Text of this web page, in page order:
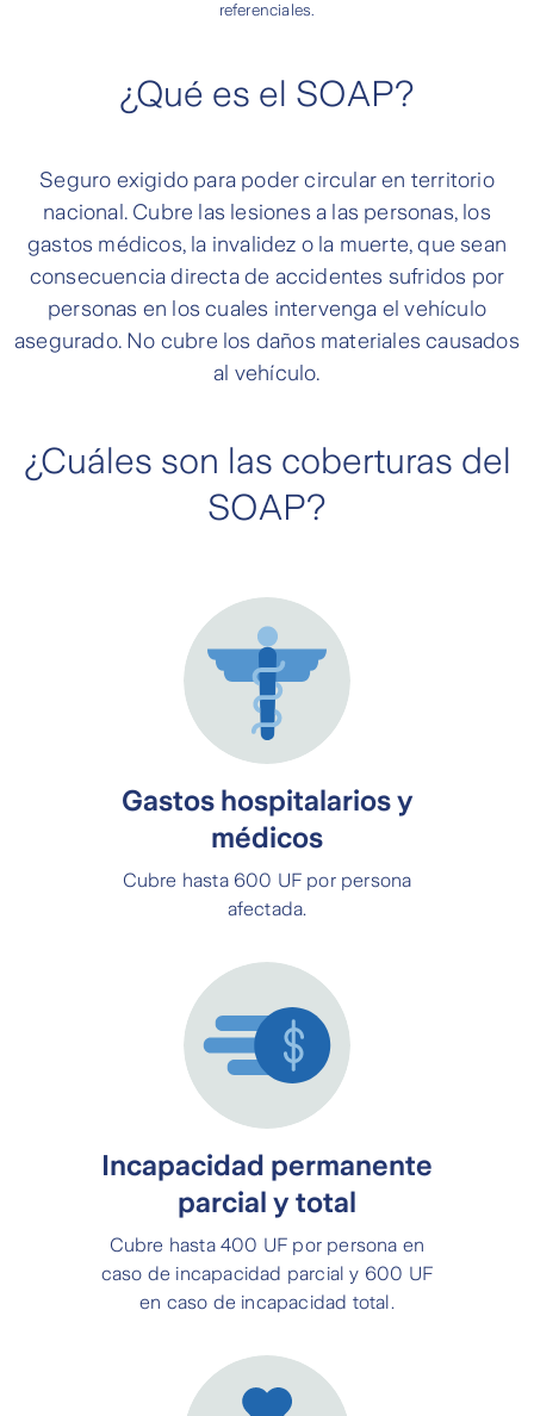
referenciales.
¿Qué es el SOAP?
Seguro exigido para poder circular en territorio
nacional. Cubre las lesiones a las personas, los
gastos médicos, la invalidez o la muerte, que sean
consecuencia directa de accidentes sufridos por
personas en los cuales intervenga el vehículo
asegurado. No cubre los daños materiales causados
al vehículo.
¿Cuáles son las coberturas del
SOAP?
Gastos hospitalarios y
médicos
Cubre hasta 600 UF por persona
afectada.
Incapacidad permanente
parcial y total
Cubre hasta 400 UF por persona en
caso de incapacidad parcial y 600 UF
en caso de incapacidad total.